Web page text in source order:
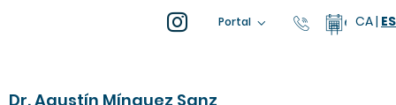
Portal 93 805 04
CA| ES
Dr. Agustín Mínguez Sanz